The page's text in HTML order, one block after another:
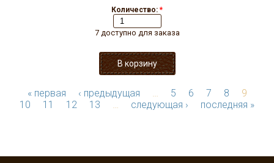
Количество: *
7 доступно для заказа
« первая ‹ предыдущая … 5 6 7 8
9
10
11 12 13 … следующая › последняя »